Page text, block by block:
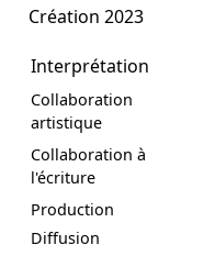
Création 2023
Interprétation
Collaboration
artistique
Collaboration à
l'écriture
Production
Diffusion